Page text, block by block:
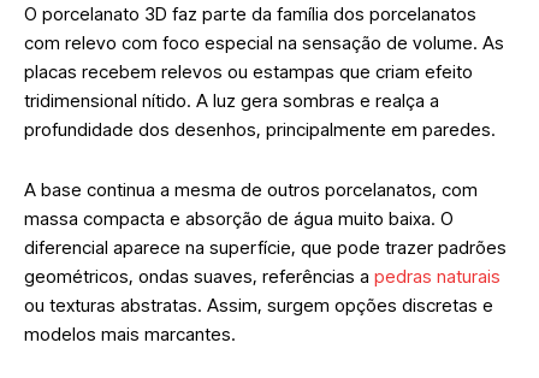
O porcelanato 3D faz parte da família dos porcelanatos
com relevo com foco especial na sensação de volume. As
placas recebem relevos ou estampas que criam efeito
tridimensional nítido. A luz gera sombras e realça a
profundidade dos desenhos, principalmente em paredes.
A base continua a mesma de outros porcelanatos, com
massa compacta e absorção de água muito baixa. O
diferencial aparece na superfície, que pode trazer padrões
geométricos, ondas suaves, referências a pedras naturais
ou texturas abstratas. Assim, surgem opções discretas e
modelos mais marcantes.